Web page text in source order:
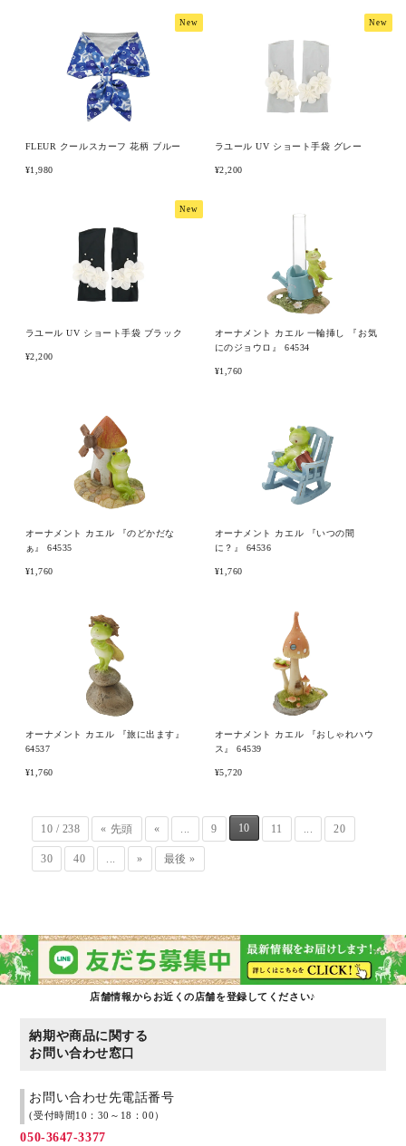
素材
FLEUR クールスカーフ 花柄 ブルー
¥1,980
New
ラユール UV ショート手袋 グレー
¥2,200
New
ラユール UV ショート手袋 ブラック
¥2,200
New
オーナメント カエル 一輪挿し 『お気
にのジョウロ』 64534
¥1,760
オーナメント カエル 『のどかだな
ぁ』 64535
¥1,760
オーナメント カエル 『いつの間
に？』 64536
¥1,760
オーナメント カエル 『旅に出ます』
64537
¥1,760
オーナメント カエル 『おしゃれハウ
ス』 64539
¥5,720
10 / 238 « 先頭 « ... 9 10 11 ... 20
30 40 ... » 最後 »
店舗情報からお近くの店舗を登録してください♪
納期や商品に関する
お問い合わせ窓口
お問い合わせ先電話番号
(受付時間10：30～18：00）
050-3647-3377